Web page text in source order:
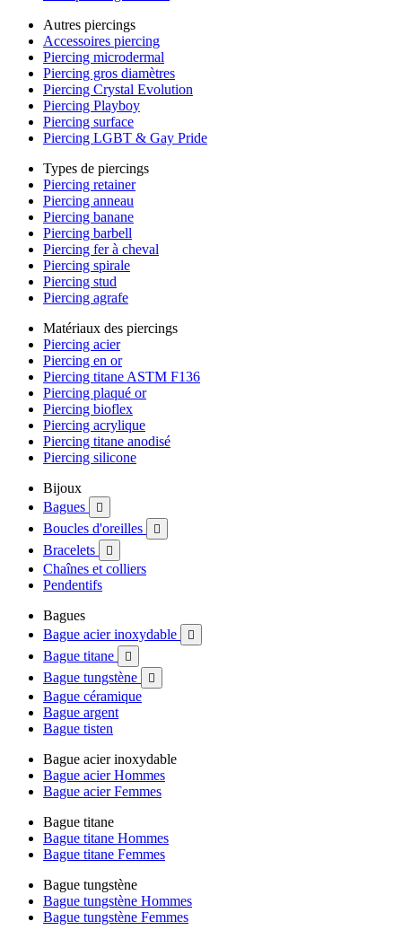
Autres piercings
Accessoires piercing
Piercing microdermal
Piercing gros diamètres
Piercing Crystal Evolution
Piercing Playboy
Piercing surface
Piercing LGBT & Gay Pride
Types de piercings
Piercing retainer
Piercing anneau
Piercing banane
Piercing barbell
Piercing fer à cheval
Piercing spirale
Piercing stud
Piercing agrafe
Matériaux des piercings
Piercing acier
Piercing en or
Piercing titane ASTM F136
Piercing plaqué or
Piercing bioflex
Piercing acrylique
Piercing titane anodisé
Piercing silicone
Bijoux
Bagues

Boucles d'oreilles 
Bracelets 
Chaînes et colliers
Pendentifs
Bagues
Bague acier inoxydable

Bague titane 
Bague tungstène 
Bague céramique
Bague argent
Bague tisten
Bague acier inoxydable
Bague acier Hommes
Bague acier Femmes
Bague titane
Bague titane Hommes
Bague titane Femmes
Bague tungstène
Bague tungstène Hommes
Bague tungstène Femmes